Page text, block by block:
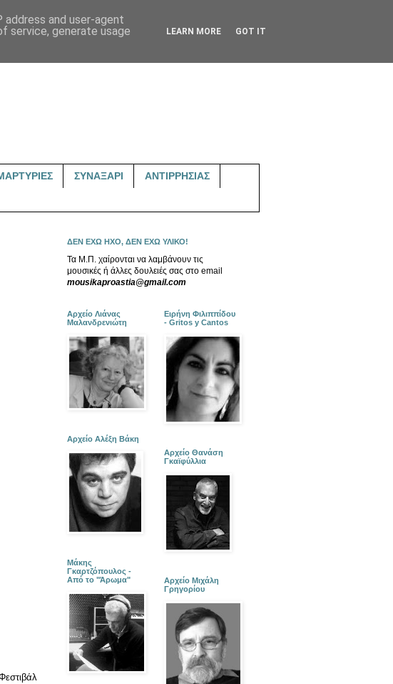
ΣΥΝΑΞΑΡΙ ΑΝΤΙΡΡΗΣΙΑΣ
ΔΕΝ ΕΧΩ ΗΧΟ, ΔΕΝ ΕΧΩ ΥΛΙΚΟ!
Τα Μ.Π. χαίρονται να λαμβάνουν τις
μουσικές ή άλλες δουλειές σας στο email
mousikaproastia@gmail.com
Αρχείο Λιάνας
Μαλανδρενιώτη
Αρχείο Αλέξη Βάκη
Μάκης
Γκαρτζόπουλος -
Από το "Άρωμα"
Ειρήνη Φιλιππίδου
- Gritos y Cantos
Αρχείο Θανάση
Γκαϊφύλλια
Αρχείο Μιχάλη
Γρηγορίου
and user-agent
service, generate usage
LEARN MORE GOT IT